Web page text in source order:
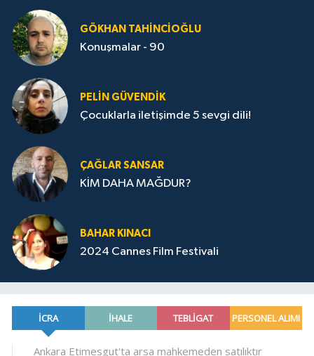
GÖKHAN TAHINCIOĞLU
Konuşmalar - 90
PELIN GÜVENDIK
Çocuklarla iletişimde 5 sevgi dili!
ÇAĞLAR SANSAR
KİM DAHA MAĞDUR?
BAHAR KINACI
2024 Cannes Film Festivali